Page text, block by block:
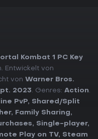
Kombat 1 PC Key
Entwickelt von
von Warner Bros.
2023. Genres: Action.
PvP, Shared/Split
, Family Sharing,
, Single-player,
Play on TV, Steam